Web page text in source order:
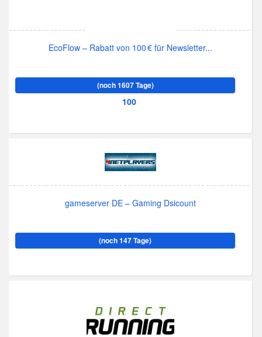
EcoFlow – Rabatt von 100 € für Newsletter...
(noch 1607 Tage)
100
gameserver DE – Gaming Dsicount
(noch 147 Tage)